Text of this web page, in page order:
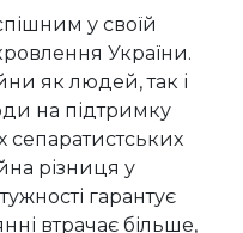
у своїй
України.
як людей, так і
на підтримку
сепаратистських
різниця у
гарантує
втрачає більше,